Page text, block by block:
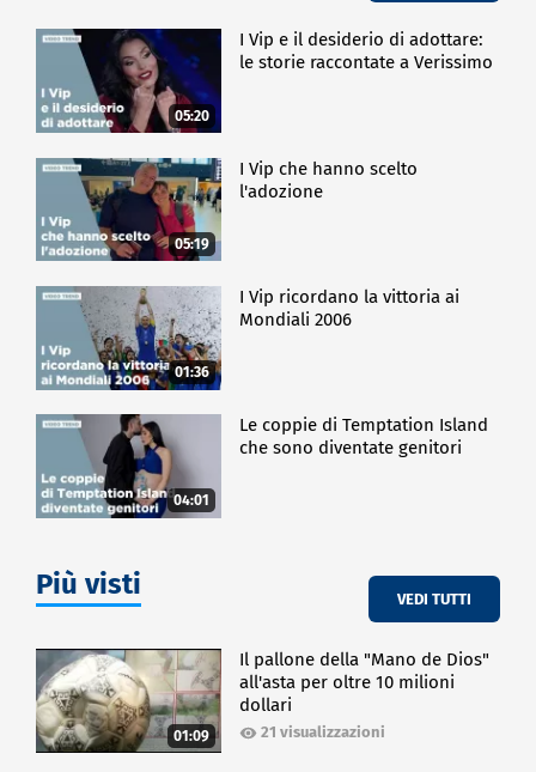
05:20
I Vip e il desiderio di adottare:
le storie raccontate a Verissimo
05:19
I Vip che hanno scelto
l'adozione
01:36
I Vip ricordano la vittoria ai
Mondiali 2006
04:01
Le coppie di Temptation Island
che sono diventate genitori
Più visti VEDI TUTTI
01:09
Il pallone della "Mano de Dios"
all'asta per oltre 10 milioni
dollari
21 visualizzazioni